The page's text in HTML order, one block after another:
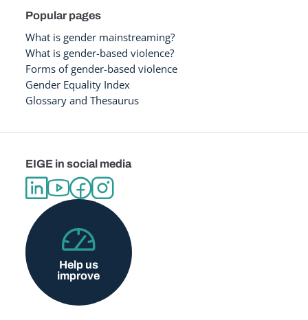
Popular pages
What is gender mainstreaming?
What is gender-based violence?
Forms of gender-based violence
Gender Equality Index
Glossary and Thesaurus
EIGE in social media
Help us
improve